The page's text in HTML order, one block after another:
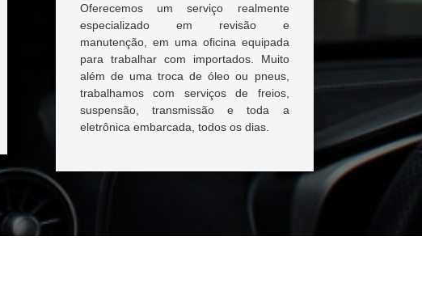
Oferecemos um serviço realmente
especializado em revisão e
manutenção, em uma oficina equipada
para trabalhar com importados. Muito
além de uma troca de óleo ou pneus,
trabalhamos com serviços de freios,
suspensão, transmissão e toda a
eletrônica embarcada, todos os dias.